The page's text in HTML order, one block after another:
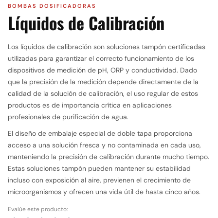
BOMBAS DOSIFICADORAS
Líquidos de Calibración
Los líquidos de calibración son soluciones tampón certificadas
utilizadas para garantizar el correcto funcionamiento de los
dispositivos de medición de pH, ORP y conductividad. Dado
que la precisión de la medición depende directamente de la
calidad de la solución de calibración, el uso regular de estos
productos es de importancia crítica en aplicaciones
profesionales de purificación de agua.
El diseño de embalaje especial de doble tapa proporciona
acceso a una solución fresca y no contaminada en cada uso,
manteniendo la precisión de calibración durante mucho tiempo.
Estas soluciones tampón pueden mantener su estabilidad
incluso con exposición al aire, previenen el crecimiento de
microorganismos y ofrecen una vida útil de hasta cinco años.
Evalúe este producto: